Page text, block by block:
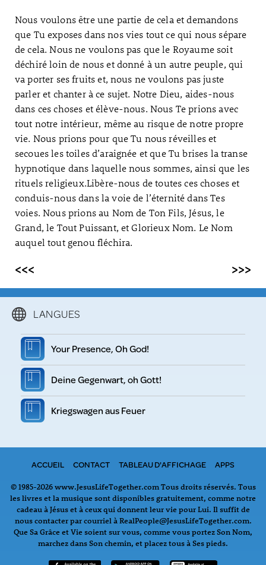
Nous voulons être une partie de cela et demandons
que Tu exposes dans nos vies tout ce qui nous sépare
de cela. Nous ne voulons pas que le Royaume soit
déchiré loin de nous et donné à un autre peuple, qui
va porter ses fruits et, nous ne voulons pas juste
parler et chanter à ce sujet. Notre Dieu, aides-nous
dans ces choses et élève-nous. Nous Te prions avec
tout notre intérieur, même au risque de notre propre
vie. Nous prions pour que Tu nous réveilles et
secoues les toiles d’araignée et que Tu brises la transe
hypnotique dans laquelle nous sommes, ainsi que les
rituels religieux.Libère-nous de toutes ces choses et
conduis-nous dans la voie de l’éternité dans Tes
voies. Nous prions au Nom de Ton Fils, Jésus, le
Grand, le Tout Puissant, et Glorieux Nom. Le Nom
auquel tout genou fléchira.
<<< >>>
LANGUES
Your Presence, Oh God!
Deine Gegenwart, oh Gott!
Kriegswagen aus Feuer
ACCUEIL CONTACT TABLEAU D'AFFICHAGE APPS
© 1985-2026 www.JesusLifeTogether.com Tous droits réservés. Tous
les livres et la musique sont disponibles gratuitement, comme notre
cadeau à Jésus et à ceux qui donnent leur vie pour Lui. Il suffit de
nous contacter par courriel à RealPeople@JesusLifeTogether.com.
Que Sa Grâce et Vie soient sur vous, comme vous portez Son Nom,
marchez dans Son chemin, et placez tous à Ses pieds.